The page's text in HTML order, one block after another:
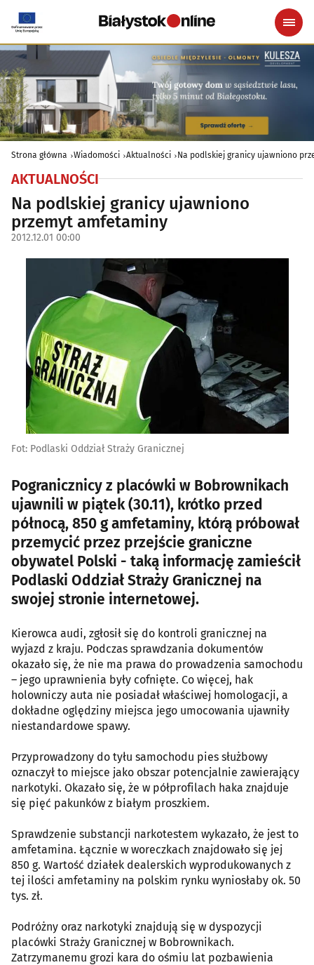
Strona główna Wiadomości Aktualności Na podlskiej granicy ujawniono
AKTUALNOŚCI
Na podlskiej granicy ujawniono
przemyt amfetaminy
2012.12.01 00:00
Fot: Podlaski Oddział Straży Granicznej
Pogranicznicy z placówki w Bobrownikach
ujawnili w piątek (30.11), krótko przed
północą, 850 g amfetaminy, którą próbował
przemycić przez przejście graniczne
obywatel Polski - taką informację zamieścił
Podlaski Oddział Straży Granicznej na
swojej stronie internetowej.
Kierowca audi, zgłosił się do kontroli granicznej na
wyjazd z kraju. Podczas sprawdzania dokumentów
okazało się, że nie ma prawa do prowadzenia samochodu
– jego uprawnienia były cofnięte. Co więcej, hak
holowniczy auta nie posiadał właściwej homologacji, a
dokładne oględziny miejsca jego umocowania ujawniły
niestandardowe spawy.
Przyprowadzony do tyłu samochodu pies służbowy
oznaczył to miejsce jako obszar potencjalnie zawierający
narkotyki. Okazało się, że w półprofilach haka znajduje
się pięć pakunków z białym proszkiem.
Sprawdzenie substancji narkotestem wykazało, że jest to
amfetamina. Łącznie w woreczkach znajdowało się jej
850 g. Wartość działek dealerskich wyprodukowanych z
tej ilości amfetaminy na polskim rynku wyniosłaby ok. 50
tys. zł.
Podróżny oraz narkotyki znajdują się w dyspozycji
placówki Straży Granicznej w Bobrownikach.
Zatrzymanemu grozi kara do ośmiu lat pozbawienia